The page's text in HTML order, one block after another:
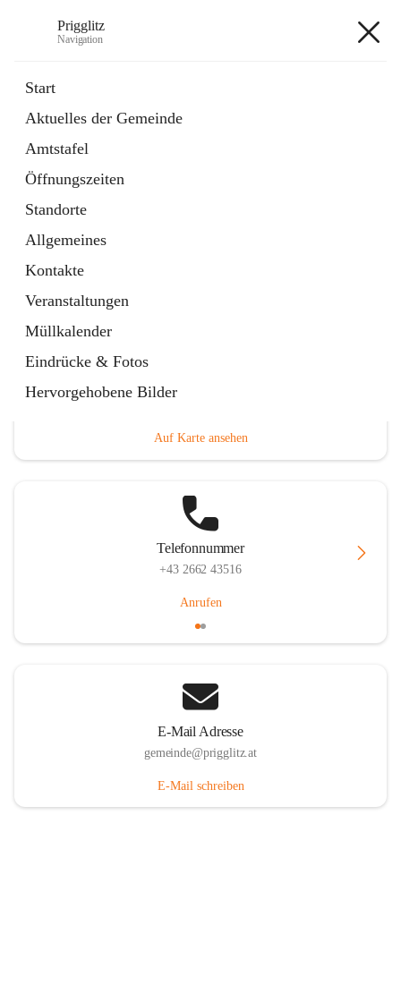
Prigglitz
Navigation
Start
Aktuelles der Gemeinde
Amtstafel
Öffnungszeiten
Standorte
Allgemeines
Kontakte
Veranstaltungen
Müllkalender
Eindrücke & Fotos
Hervorgehobene Bilder
Externe Webseite
in
Tab
Gemeindezeitung
Ordner
öffnet
in
neuem
Tab
Hauptadresse
Auf Karte ansehen
Telefonnummer
+43 2662 43516
Anrufen
E-Mail Adresse
gemeinde@prigglitz.at
E-Mail schreiben